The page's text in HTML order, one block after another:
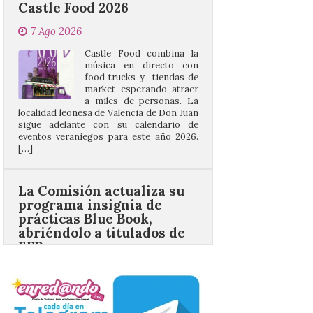
Castle Food combina la
a miles de personas. La
localidad leonesa de Valencia de Don Juan
sigue adelante con su calendario de
eventos veraniegos para este año 2026.
La Comisión actualiza su
abriéndolo a titulados de
EFP
6 Ago 2026
Las solicitudes estarán
Bruselas, 6 de agosto de
2026.- La Comisión
Europea ha actualizado las normas de su